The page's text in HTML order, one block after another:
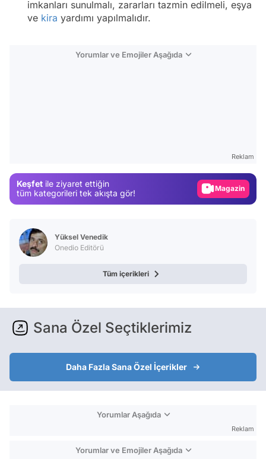
imkanları sunulmalı, zararları tazmin edilmeli, eşya
ve kira yardımı yapılmalıdır.
Yorumlar ve Emojiler Aşağıda
Reklam
Keşfet ile ziyaret ettiğin
tüm kategorileri tek akışta gör!
Magazin
Video
Yüksel Venedik
Onedio Editörü
Tüm içerikleri
Sana Özel Seçtiklerimiz
Daha Fazla Sana Özel İçerikler
Yorumlar Aşağıda
Reklam
Yorumlar ve Emojiler Aşağıda